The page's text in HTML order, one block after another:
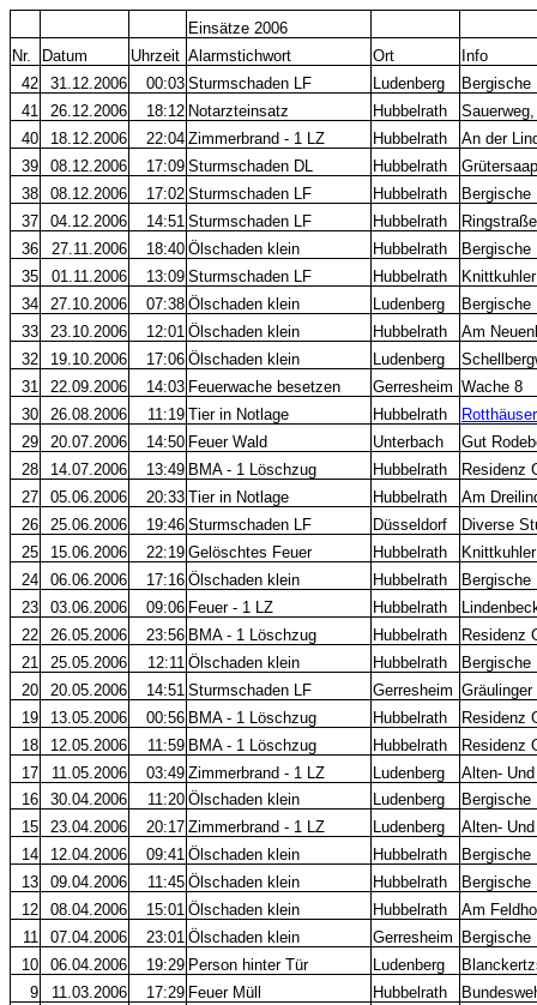
Einsätze 2006
Nr.
Datum Uhrzeit Alarmstichwort Ort
Info
42
31.12.2006 00:03 Sturmschaden LF Ludenberg
41
26.12.2006 18:12 Notarzteinsatz Hubbelrath
40
18.12.2006 22:04 Zimmerbrand - 1 LZ Hubbelrath
An der
39
08.12.2006 17:09 Sturmschaden DL Hubbelrath
38
08.12.2006 17:02 Sturmschaden LF Hubbelrath
Bergische
37
04.12.2006 14:51 Sturmschaden LF Hubbelrath
36
27.11.2006 18:40 Ölschaden klein Hubbelrath
35
01.11.2006 13:09 Sturmschaden LF Hubbelrath
34
27.10.2006 07:38 Ölschaden klein Ludenberg
Bergische
33
23.10.2006 12:01 Ölschaden klein Hubbelrath
Am
32
19.10.2006 17:06 Ölschaden klein Ludenberg
31
22.09.2006 14:03 Feuerwache besetzen Gerresheim Wache 8
30
26.08.2006 11:19 Tier in Notlage Hubbelrath
29
20.07.2006 14:50 Feuer Wald Unterbach
Gut
28
14.07.2006 13:49 BMA - 1 Löschzug Hubbelrath
Residenz
27
05.06.2006 20:33 Tier in Notlage Hubbelrath
Am
26
25.06.2006 19:46 Sturmschaden LF Düsseldorf
Diverse
25
15.06.2006 22:19 Gelöschtes Feuer Hubbelrath
24
06.06.2006 17:16 Ölschaden klein Hubbelrath
Bergische
23
03.06.2006 09:06 Feuer - 1 LZ Hubbelrath
22
26.05.2006 23:56 BMA - 1 Löschzug Hubbelrath
Residenz
21
25.05.2006 12:11 Ölschaden klein Hubbelrath
Bergische
20
20.05.2006 14:51 Sturmschaden LF Gerresheim
19
13.05.2006 00:56 BMA - 1 Löschzug Hubbelrath
Residenz
18
12.05.2006 11:59 BMA - 1 Löschzug Hubbelrath
Residenz
17
11.05.2006 03:49 Zimmerbrand - 1 LZ Ludenberg
Alten-
16
30.04.2006 11:20 Ölschaden klein Ludenberg
Bergische
15
23.04.2006 20:17 Zimmerbrand - 1 LZ Ludenberg
Alten-
14
12.04.2006 09:41 Ölschaden klein Hubbelrath
Bergische
13
09.04.2006 11:45 Ölschaden klein Hubbelrath
12
08.04.2006 15:01 Ölschaden klein Hubbelrath
Am
11
07.04.2006 23:01 Ölschaden klein Gerresheim
Bergische
10
06.04.2006 19:29 Person hinter Tür Ludenberg
9
11.03.2006 17:29 Feuer Müll Hubbelrath